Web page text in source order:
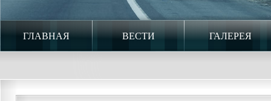
ГЛАВНАЯ ВЕСТИ ГАЛЕРЕЯ